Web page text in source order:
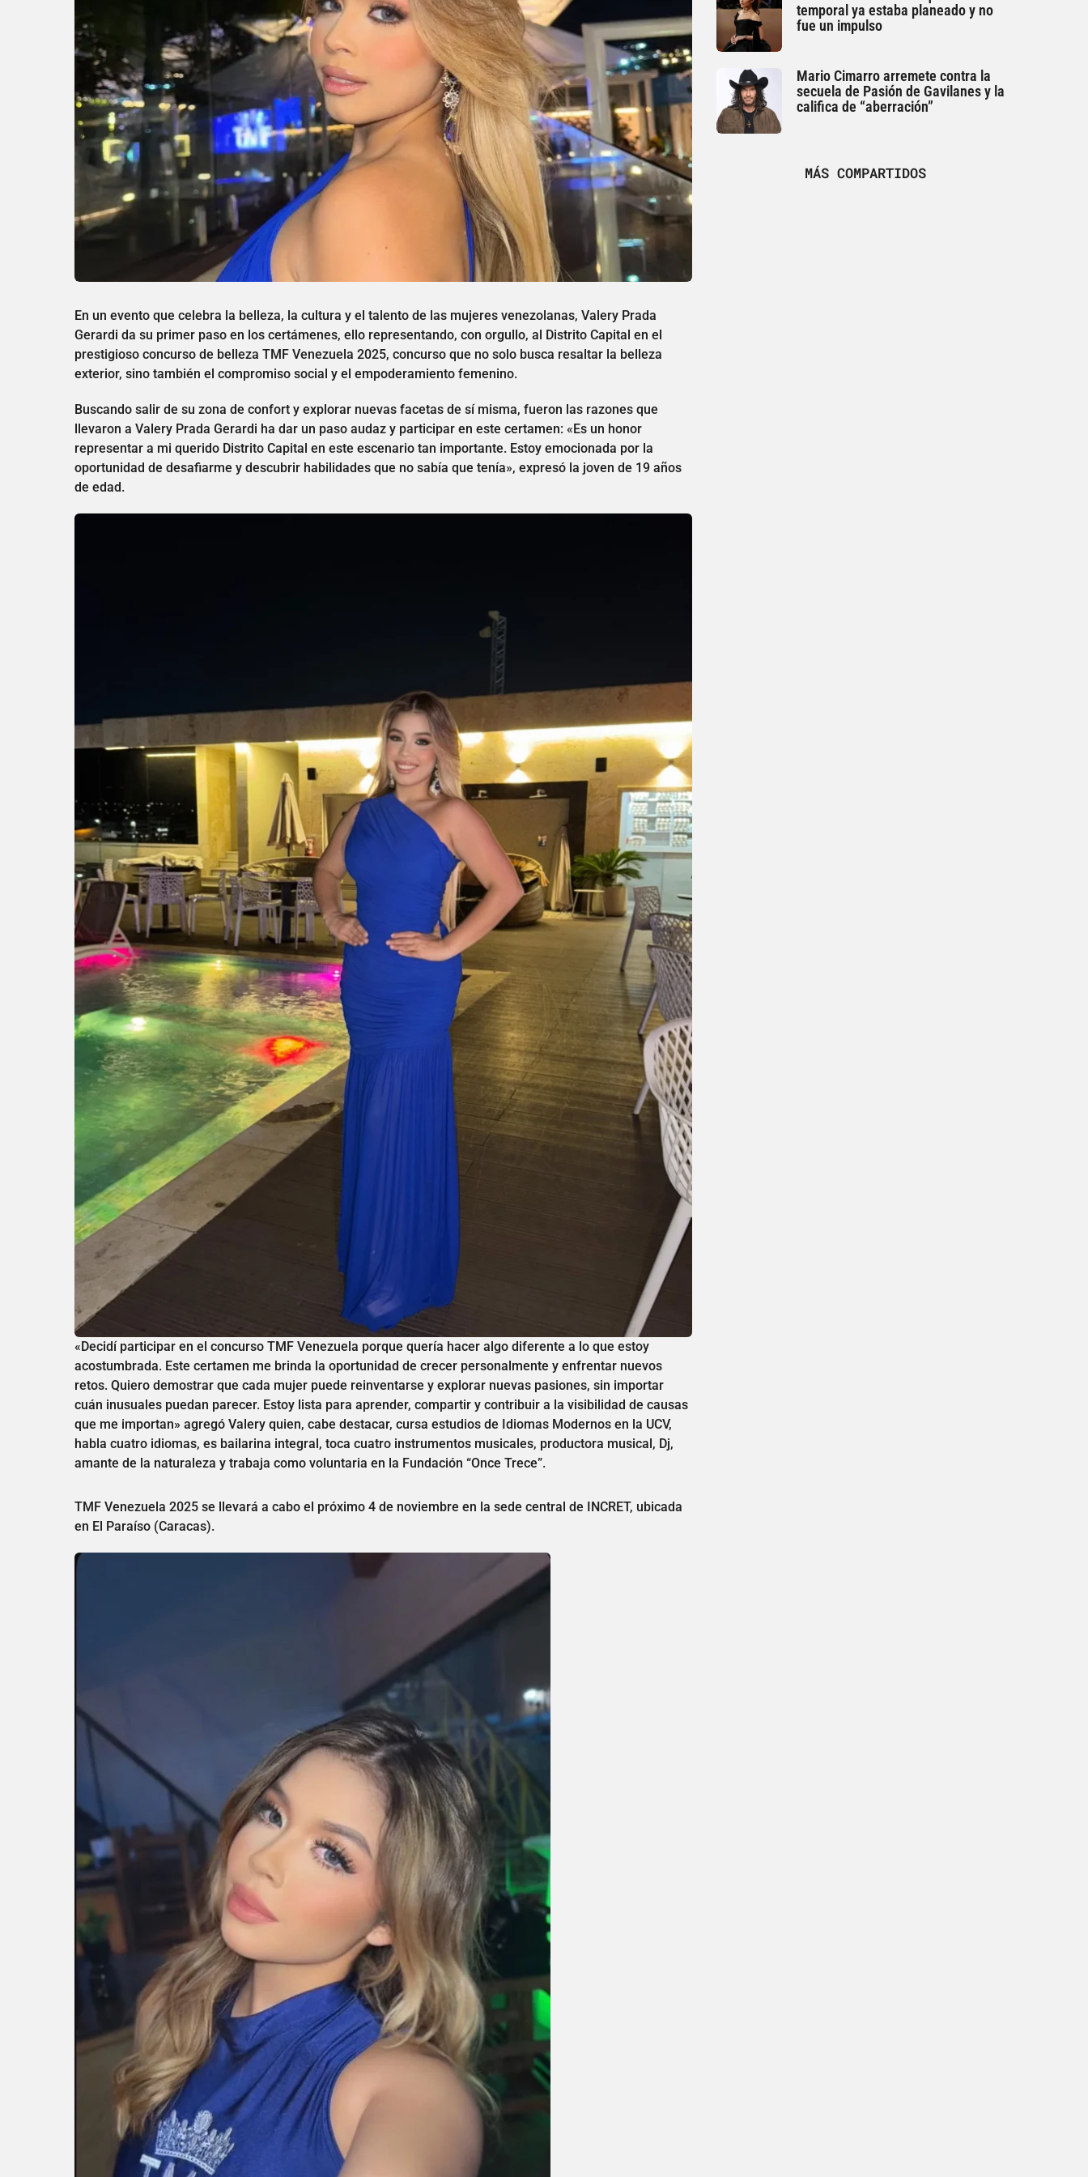
En un evento que celebra la belleza, la cultura y el talento de las mujeres venezolanas, Valery Prada
Gerardi da su primer paso en los certámenes, ello representando, con orgullo, al Distrito Capital en el
prestigioso concurso de belleza TMF Venezuela 2025, concurso que no solo busca resaltar la belleza
exterior, sino también el compromiso social y el empoderamiento femenino.
Buscando salir de su zona de confort y explorar nuevas facetas de sí misma, fueron las razones que
llevaron a Valery Prada Gerardi ha dar un paso audaz y participar en este certamen: «Es un honor
representar a mi querido Distrito Capital en este escenario tan importante. Estoy emocionada por la
oportunidad de desafiarme y descubrir habilidades que no sabía que tenía», expresó la joven de 19 años
de edad.
«Decidí participar en el concurso TMF Venezuela porque quería hacer algo diferente a lo que estoy
acostumbrada. Este certamen me brinda la oportunidad de crecer personalmente y enfrentar nuevos
retos. Quiero demostrar que cada mujer puede reinventarse y explorar nuevas pasiones, sin importar
cuán inusuales puedan parecer. Estoy lista para aprender, compartir y contribuir a la visibilidad de causas
que me importan» agregó Valery quien, cabe destacar, cursa estudios de Idiomas Modernos en la UCV,
habla cuatro idiomas, es bailarina integral, toca cuatro instrumentos musicales, productora musical, Dj,
amante de la naturaleza y trabaja como voluntaria en la Fundación “Once Trece”.
TMF Venezuela 2025 se llevará a cabo el próximo 4 de noviembre en la sede central de INCRET, ubicada
en El Paraíso (Caracas).
temporal ya estaba planeado y no
fue un impulso
Mario Cimarro arremete contra la
secuela de Pasión de Gavilanes y la
califica de “aberración”
MÁS COMPARTIDOS